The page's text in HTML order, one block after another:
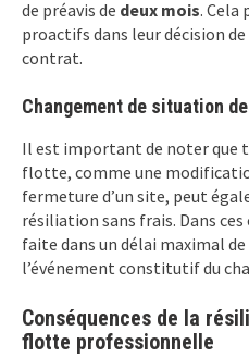
de préavis de deux mois. Cela
proactifs dans leur décision
contrat.
Changement de situation
Il est important de noter que
flotte, comme une
fermeture d’un site, peut
résiliation sans frais. Dans
faite dans un délai maximal de
l’événement constitutif du
Conséquences de la
flotte professionnelle